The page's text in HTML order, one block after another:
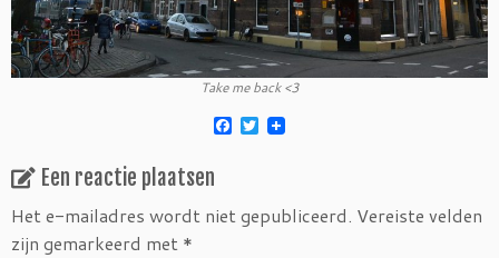
Take me back <3
F
o
T
w
e
r
Een reactie plaatsen
Het e-mailadres wordt niet gepubliceerd. Vereiste velden
zijn gemarkeerd met *